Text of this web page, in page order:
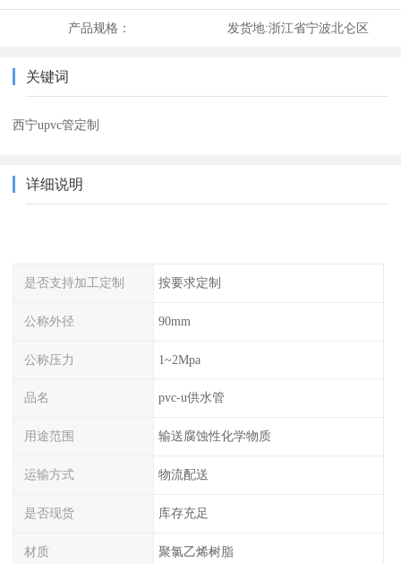
产品规格： 发货地:浙江省宁波北仑区
关键词
西宁upvc管定制
详细说明
是否支持加工定制 按要求定制
公称外径 90mm
公称压力 1~2Mpa
品名 pvc-u供水管
用途范围 输送腐蚀性化学物质
运输方式 物流配送
是否现货 库存充足
材质 聚氯乙烯树脂